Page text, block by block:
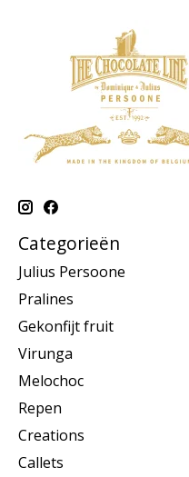
Categorieën
Julius Persoone
Pralines
Gekonfijt fruit
Virunga
Melochoc
Repen
Creations
Callets